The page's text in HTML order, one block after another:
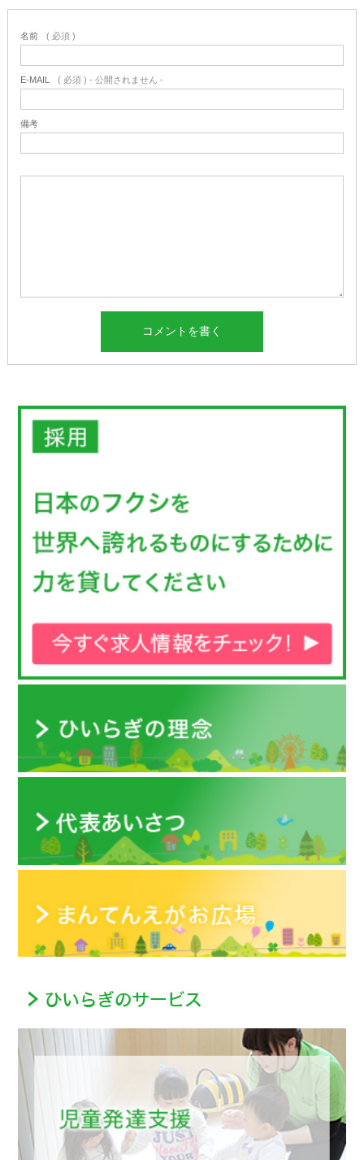
名前 ( 必須 )
E-MAIL ( 必須 ) - 公開されません -
備考